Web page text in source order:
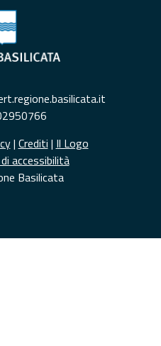
| Crediti | Il Logo
accessibilità
Basilicata